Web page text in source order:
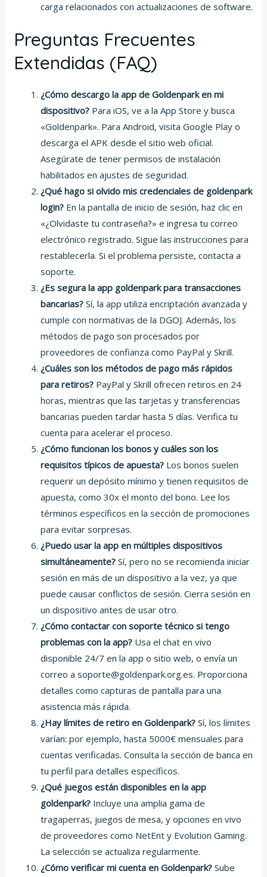
carga relacionados con actualizaciones de software.
Preguntas Frecuentes
Extendidas (FAQ)
¿Cómo descargo la app de Goldenpark en mi
dispositivo? Para iOS, ve a la App Store y busca
«Goldenpark». Para Android, visita Google Play o
descarga el APK desde el sitio web oficial.
Asegúrate de tener permisos de instalación
habilitados en ajustes de seguridad.
¿Qué hago si olvido mis credenciales de goldenpark
login? En la pantalla de inicio de sesión, haz clic en
«¿Olvidaste tu contraseña?» e ingresa tu correo
electrónico registrado. Sigue las instrucciones para
restablecerla. Si el problema persiste, contacta a
soporte.
¿Es segura la app goldenpark para transacciones
bancarias? Sí, la app utiliza encriptación avanzada y
cumple con normativas de la DGOJ. Además, los
métodos de pago son procesados por
proveedores de confianza como PayPal y Skrill.
¿Cuáles son los métodos de pago más rápidos
para retiros? PayPal y Skrill ofrecen retiros en 24
horas, mientras que las tarjetas y transferencias
bancarias pueden tardar hasta 5 días. Verifica tu
cuenta para acelerar el proceso.
¿Cómo funcionan los bonos y cuáles son los
requisitos típicos de apuesta? Los bonos suelen
requerir un depósito mínimo y tienen requisitos de
apuesta, como 30x el monto del bono. Lee los
términos específicos en la sección de promociones
para evitar sorpresas.
¿Puedo usar la app en múltiples dispositivos
simultáneamente? Sí, pero no se recomienda iniciar
sesión en más de un dispositivo a la vez, ya que
puede causar conflictos de sesión. Cierra sesión en
un dispositivo antes de usar otro.
¿Cómo contactar con soporte técnico si tengo
problemas con la app? Usa el chat en vivo
disponible 24/7 en la app o sitio web, o envía un
correo a soporte@goldenpark.org.es. Proporciona
detalles como capturas de pantalla para una
asistencia más rápida.
¿Hay límites de retiro en Goldenpark? Sí, los límites
varían: por ejemplo, hasta 5000€ mensuales para
cuentas verificadas. Consulta la sección de banca en
tu perfil para detalles específicos.
¿Qué juegos están disponibles en la app
goldenpark? Incluye una amplia gama de
tragaperras, juegos de mesa, y opciones en vivo
de proveedores como NetEnt y Evolution Gaming.
La selección se actualiza regularmente.
¿Cómo verificar mi cuenta en Goldenpark? Sube